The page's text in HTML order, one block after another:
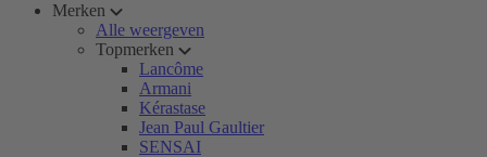
Merken
Alle weergeven
Topmerken
Lancôme
Armani
Kérastase
Jean Paul Gaultier
SENSAI